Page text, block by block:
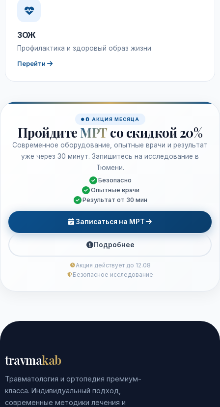
ЗОЖ
Профилактика и здоровый образ жизни
Перейти
🧲 АКЦИЯ МЕСЯЦА
Пройдите МРТ со скидкой 20%
Современное оборудование, опытные врачи и результат
уже через 30 минут. Запишитесь на исследование в
Тюмени.
Безопасно
Опытные врачи
Результат от 30 мин
Записаться на МРТ
Подробнее
Акция действует до 12.08
Безопасное исследование
travmakab
Травматология и ортопедия премиум-
класса. Индивидуальный подход,
современные методики лечения и